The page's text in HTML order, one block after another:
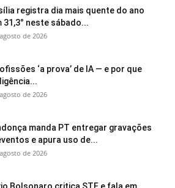
registra dia mais quente do ano
31,3° neste sábado...
de 2026
‘a prova’ de IA — e por que
de 2026
manda PT entregar gravações
e apura uso de...
de 2026